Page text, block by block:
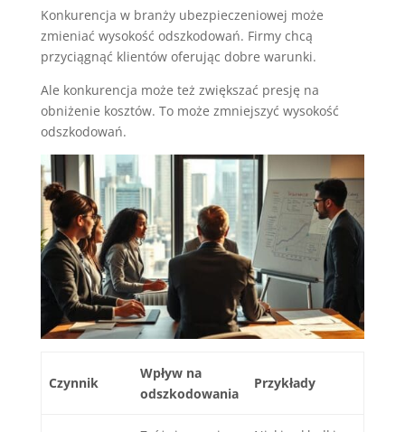
Konkurencja w branży ubezpieczeniowej może
zmieniać wysokość odszkodowań. Firmy chcą
przyciągnąć klientów oferując dobre warunki.
Ale konkurencja może też zwiększać presję na
obniżenie kosztów. To może zmniejszyć wysokość
odszkodowań.
Czynnik
Wpływ na
odszkodowania
Przykłady